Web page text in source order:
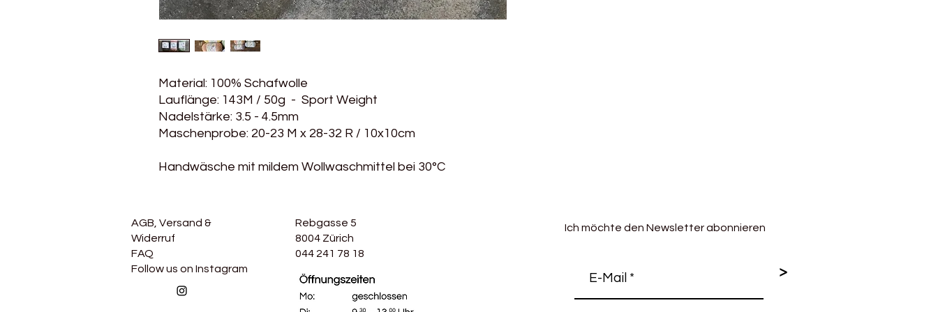
Material: 100% Schafwolle
Lauflänge: 143M / 50g - Sport Weight
Nadelstärke: 3.5 - 4.5mm
Maschenprobe: 20-23 M x 28-32 R / 10x10cm
Handwäsche mit mildem Wollwaschmittel bei 30°C
AGB, Versand &
Widerruf
FAQ
Follow us on Instagram
Rebgasse 5
8004 Zürich
044 241 78 18
Ich möchte den Newsletter abonnieren
>